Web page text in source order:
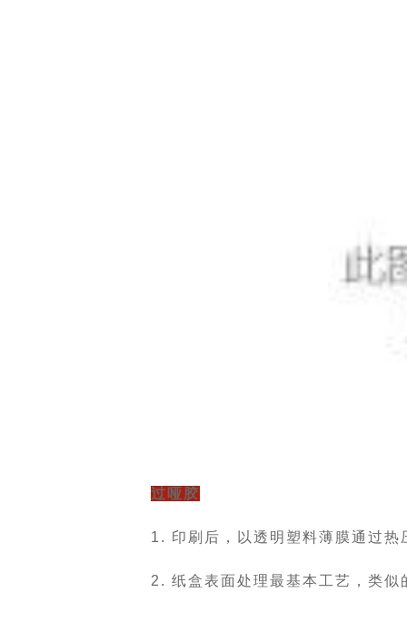
过哑胶
1. 印刷后，以透明塑料薄膜通过
2. 纸盒表面处理最基本工艺，类